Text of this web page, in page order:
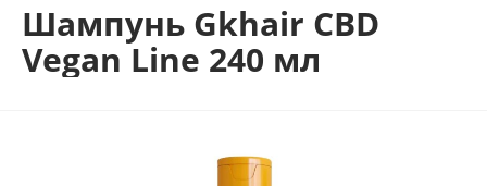
Шампунь Gkhair CBD
Vegan Line 240 мл